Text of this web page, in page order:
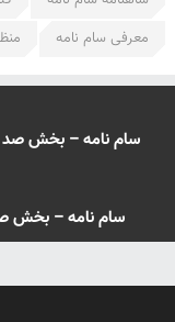
معرفی سام نامه
سام نامه – بخش صد
سام نامه – بخش